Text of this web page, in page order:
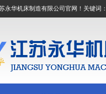
永华机床制造有限公司官网！关键词：